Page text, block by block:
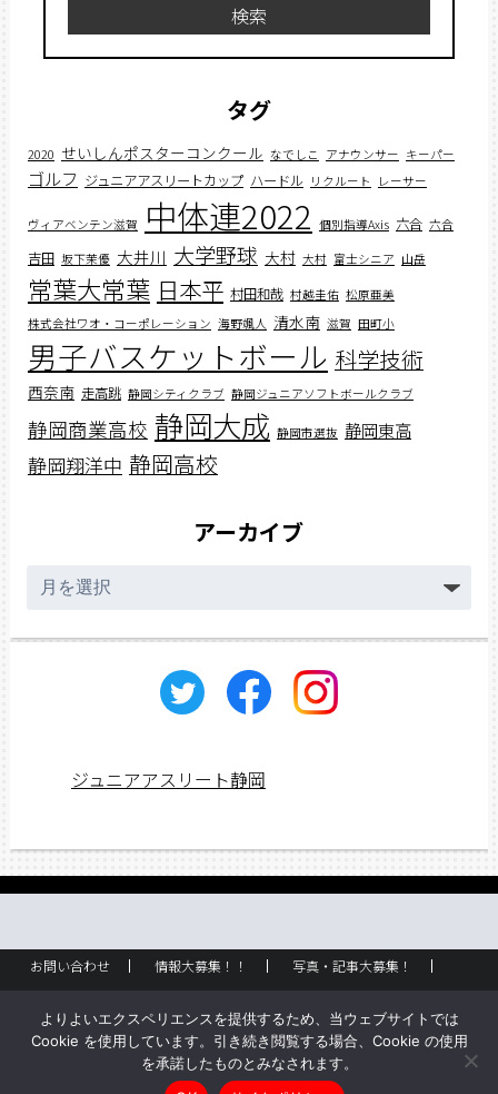
検索
タグ
2020 せいしんポスターコンクール なでしこ アナウンサー キーパー
ゴルフ ジュニアアスリートカップ ハードル リクルート レーサー
ヴィアベンテン滋賀 中体連2022 個別指導Axis 六合 六合
吉田 坂下茉優 大井川 大学野球 大村 大村 富士シニア 山岳
常葉大常葉 日本平 村田和哉 村越圭佑 松原亜美
株式会社ワオ・コーポレーション 海野颯人 清水南 滋賀 田町小
男子バスケットボール 科学技術
西奈南 走高跳 静岡シティクラブ 静岡ジュニアソフトボールクラブ
静岡商業高校 静岡大成 静岡市選抜 静岡東高
静岡翔洋中 静岡高校
アーカイブ
ー
ジュニアアスリート静岡
お問い合わせ 情報大募集！！
写真・記事大募集！
企業情報
創刊のご挨拶 サイトポリシー
Copyright © ジュニアアスリート静岡 All rights reserved.
よりよいエクスペリエンスを提供するため、当ウェブサイトでは
Cookie を使用しています。引き続き閲覧する場合、Cookie の使用
を承諾したものとみなされます。